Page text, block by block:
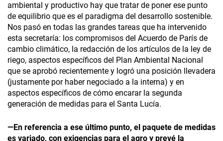
ambiental y productivo hay que tratar de poner ese punto
de equilibrio que es el paradigma del desarrollo sostenible.
Nos pasó en todas las grandes tareas que ha intervenido
esta secretaría: los compromisos del Acuerdo de París de
cambio climático, la redacción de los artículos de la ley de
riego, aspectos específicos del Plan Ambiental Nacional
que se aprobó recientemente y logró una posición llevadera
(justamente por haber negociado a la interna) y en
aspectos específicos de cómo encarar la segunda
generación de medidas para el Santa Lucía.
—En referencia a ese último punto, el paquete de medidas
es variado, con exigencias para el agro y prevé la